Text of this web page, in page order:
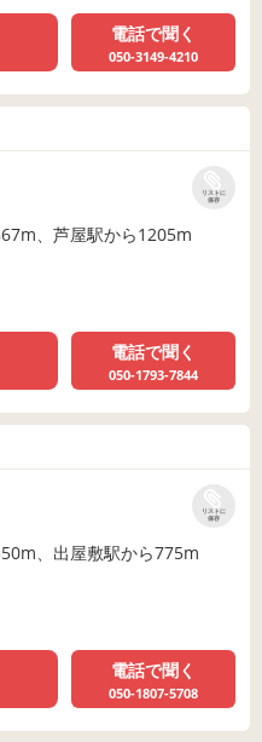
電話で聞く
050-3149-4210
リストに
保存
、芦屋駅から1205m
電話で聞く
050-1793-7844
リストに
保存
、出屋敷駅から775m
電話で聞く
050-1807-5708